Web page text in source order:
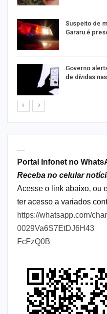
Suspeito de
Gararu é
Governo
de dívidas
----
Portal Infonet no
Receba no celular
Acesse o link abaixo, ou
ter acesso a variados
https://whatsapp.com/
0029Va6S7EtDJ6H43
FcFzQ0B